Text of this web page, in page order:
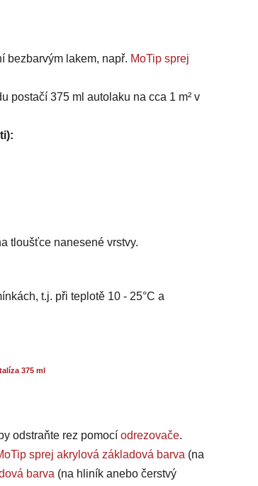
bezbarvým lakem, např. MoTip sprej
postačí 375 ml autolaku na cca 1 m² v
tloušťce nanesené vrstvy.
t.j. při teplotě 10 - 25°C a
375 ml
odstraňte rez pomocí odrezovače.
sprej akrylová základová barva (na
barva (na hliník anebo čerstvý